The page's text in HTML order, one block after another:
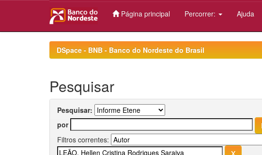
Página principal Percorrer: Ajuda
DSpace - BNB - Banco do Nordeste do Brasil
Pesquisar
Pesquisar:
por
Filtros correntes: